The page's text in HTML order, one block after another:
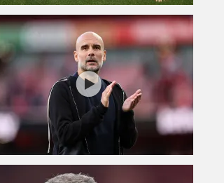
תנאי שימוש
מדיניות פרטיות
תקנון פעילות ספורט 1
רשיון להקרנה פומבית לבית עסק
הצטרפות לחבילת הערוצים
לוח דרושים – ג'ובנט
תגיות